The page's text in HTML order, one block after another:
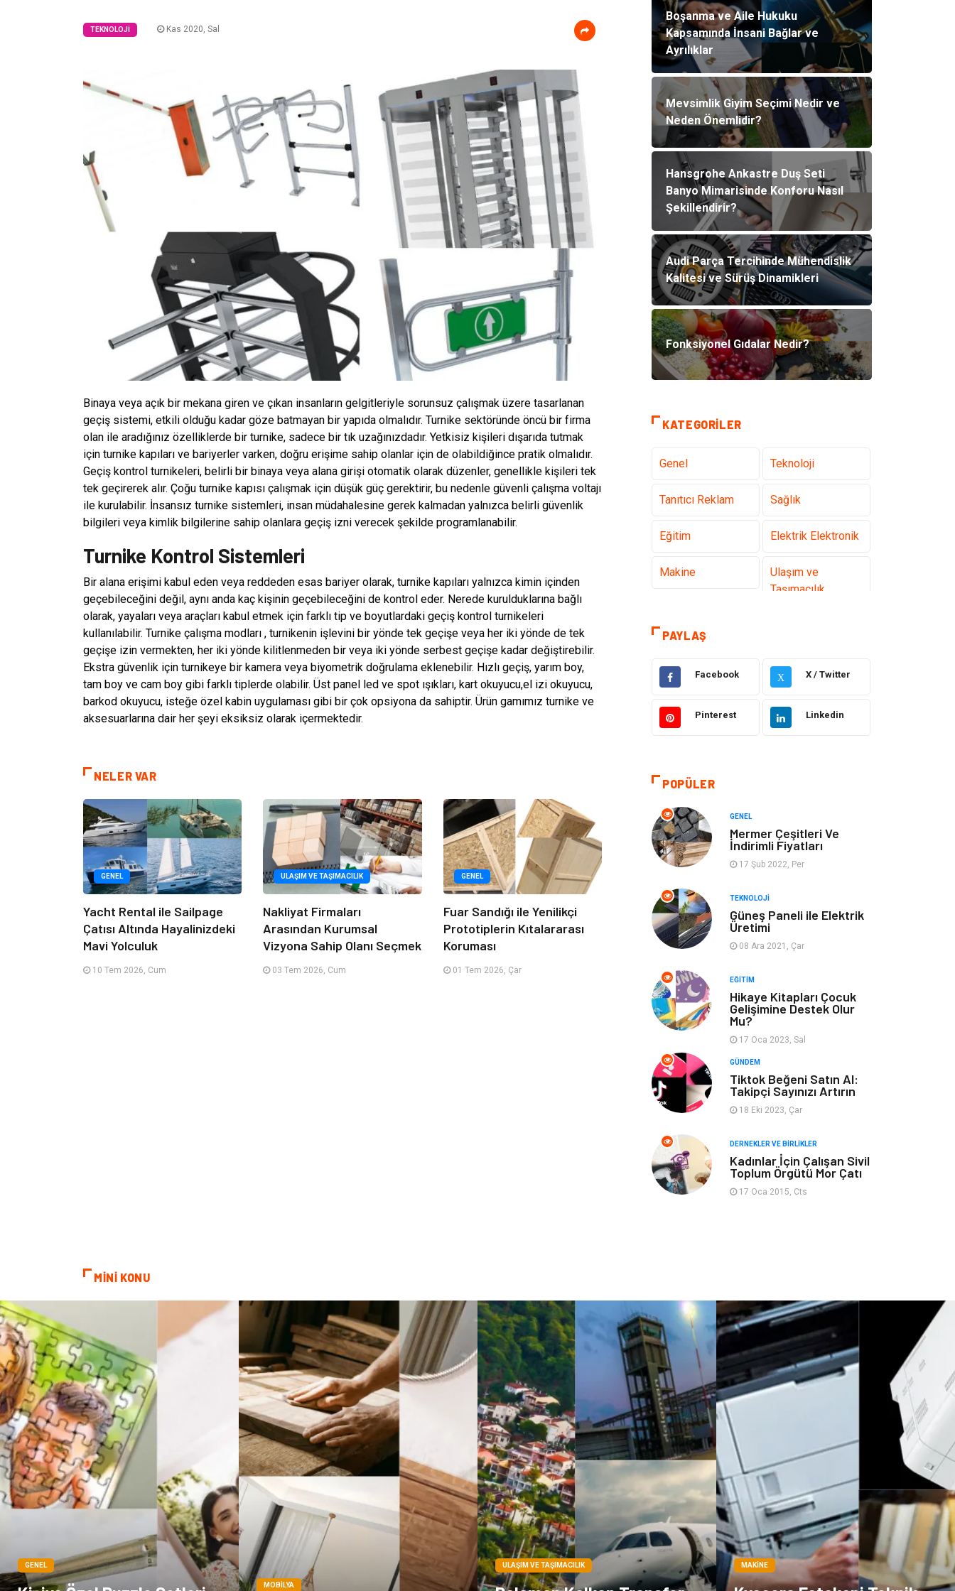
TEKNOLOJI Kas 2020, Sal
Binaya veya açık bir mekana giren ve çıkan insanların gelgitleriyle sorunsuz çalışmak üzere tasarlanan
geçiş sistemi, etkili olduğu kadar göze batmayan bir yapıda olmalıdır. Turnike sektöründe öncü bir firma
olan ile aradığınız özelliklerde bir turnike, sadece bir tık uzağınızdadır. Yetkisiz kişileri dışarıda tutmak
için turnike kapıları ve bariyerler varken, doğru erişime sahip olanlar için de olabildiğince pratik olmalıdır.
Geçiş kontrol turnikeleri, belirli bir binaya veya alana girişi otomatik olarak düzenler, genellikle kişileri tek
tek geçirerek alır. Çoğu turnike kapısı çalışmak için düşük güç gerektirir, bu nedenle güvenli çalışma voltajı
ile kurulabilir. İnsansız turnike sistemleri, insan müdahalesine gerek kalmadan yalnızca belirli güvenlik
bilgileri veya kimlik bilgilerine sahip olanlara geçiş izni verecek şekilde programlanabilir.
Turnike Kontrol Sistemleri
Bir alana erişimi kabul eden veya reddeden esas bariyer olarak, turnike kapıları yalnızca kimin içinden
geçebileceğini değil, aynı anda kaç kişinin geçebileceğini de kontrol eder. Nerede kurulduklarına bağlı
olarak, yayaları veya araçları kabul etmek için farklı tip ve boyutlardaki geçiş kontrol turnikeleri
kullanılabilir. Turnike çalışma modları , turnikenin işlevini bir yönde tek geçişe veya her iki yönde de tek
geçişe izin vermekten, her iki yönde kilitlenmeden bir veya iki yönde serbest geçişe kadar değiştirebilir.
Ekstra güvenlik için turnikeye bir kamera veya biyometrik doğrulama eklenebilir. Hızlı geçiş, yarım boy,
tam boy ve cam boy gibi farklı tiplerde olabilir. Üst panel led ve spot ışıkları, kart okuyucu,el izi okuyucu,
barkod okuyucu, isteğe özel kabin uygulaması gibi bir çok opsiyona da sahiptir. Ürün gamımız turnike ve
aksesuarlarına dair her şeyi eksiksiz olarak içermektedir.
NELER VAR
GENEL
Yacht Rental ile Sailpage
Çatısı Altında Hayalinizdeki
Mavi Yolculuk
10 Tem 2026, Cum
ULAŞIM VE TAŞIMACILIK
Nakliyat Firmaları
Arasından Kurumsal
Vizyona Sahip Olanı Seçmek
03 Tem 2026, Cum
GENEL
Fuar Sandığı ile Yenilikçi
Prototiplerin Kıtalararası
Koruması
01 Tem 2026, Çar
Boşanma ve Aile Hukuku
Kapsamında İnsani Bağlar ve
Ayrılıklar
Mevsimlik Giyim Seçimi Nedir ve
Neden Önemlidir?
Hansgrohe Ankastre Duş Seti
Banyo Mimarisinde Konforu Nasıl
Şekillendirir?
Audi Parça Tercihinde Mühendislik
Kalitesi ve Sürüş Dinamikleri
Fonksiyonel Gıdalar Nedir?
KATEGORILER
Genel Teknoloji
Tanıtıcı Reklam Sağlık
Eğitim Elektrik Elektronik
Makine
Ulaşım ve
Taşımacılık
Gıda
Yazılım
Yapı İnşaat
Hizmet
Tatil Emlak
Güzellik & Bakım
Organizasyon Metal Maden
Spor
Turizm Finans & Ekonomi
Hediyelik Eşya Plastik
Aksesuar Basın Yayın
Bebek Giyim Nakliyat
İnternet Kiralama
Telekomünikasyon Alüminyum
Hayvancılık
Bilişim
Dernekler ve
Birlikler
İthalat İhracat
PAYLAŞ
Facebook X X / Twitter
Pinterest Linkedin
POPÜLER
GENEL
Mermer Çeşitleri Ve
İndirimli Fiyatları
17 Şub 2022, Per
TEKNOLOJI
Güneş Paneli ile Elektrik
Üretimi
08 Ara 2021, Çar
EĞITIM
Hikaye Kitapları Çocuk
Gelişimine Destek Olur
Mu?
17 Oca 2023, Sal
GÜNDEM
Tiktok Beğeni Satın Al:
Takipçi Sayınızı Artırın
18 Eki 2023, Çar
DERNEKLER VE BIRLIKLER
Kadınlar İçin Çalışan Sivil
Toplum Örgütü Mor Çatı
17 Oca 2015, Cts
MİNİ KONU
GENEL
MOBILYA
ULAŞIM VE TAŞIMACILIK MAKINE